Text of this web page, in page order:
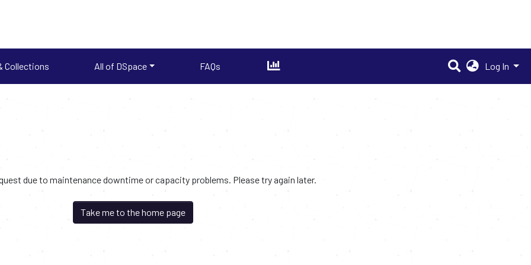
Collections All of DSpace FAQs Log In
due to maintenance downtime or capacity problems. Please try again later.
Take me to the home page